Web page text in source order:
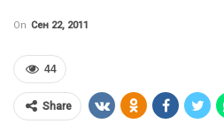
On Сен 22, 2011
44
Share